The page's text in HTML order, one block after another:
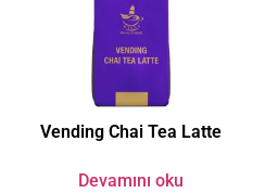
Vending Chai Tea Latte
Devamını oku